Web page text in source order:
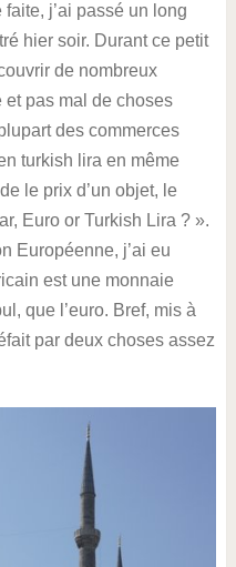
j’ai passé un long
hier soir. Durant ce petit
de nombreux
pas mal de choses
des commerces
turkish lira en même
le prix d’un objet, le
Euro or Turkish Lira ? ».
Européenne, j’ai eu
est une monnaie
que l’euro. Bref, mis à
par deux choses assez